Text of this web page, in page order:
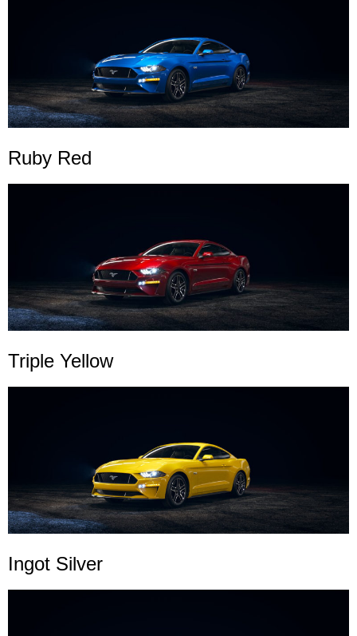
Ruby Red
Triple Yellow
Ingot Silver